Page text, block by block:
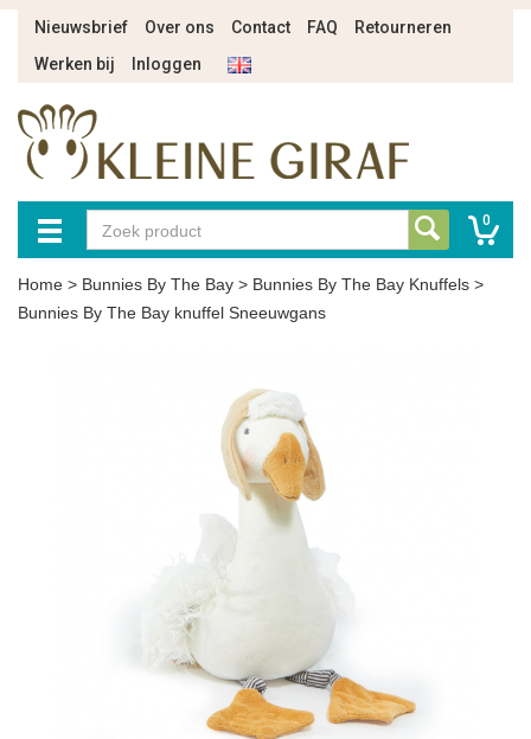
Nieuwsbrief Over ons Contact FAQ
Retourneren
Werken bij
Inloggen
0
Home > Bunnies By The Bay > Bunnies By The Bay Knuffels >
Bunnies By The Bay knuffel Sneeuwgans